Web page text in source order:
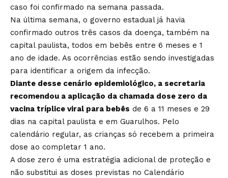
caso foi confirmado na semana passada.
Na última semana, o governo estadual já havia
confirmado outros três casos da doença, também na
capital paulista, todos em bebês entre 6 meses e 1
ano de idade. As ocorrências estão sendo investigadas
para identificar a origem da infecção.
Diante desse cenário epidemiológico, a secretaria
recomendou a aplicação da chamada dose zero da
vacina tríplice viral para bebês de 6 a 11 meses e 29
dias na capital paulista e em Guarulhos. Pelo
calendário regular, as crianças só recebem a primeira
dose ao completar 1 ano.
A dose zero é uma estratégia adicional de proteção e
não substitui as doses previstas no Calendário